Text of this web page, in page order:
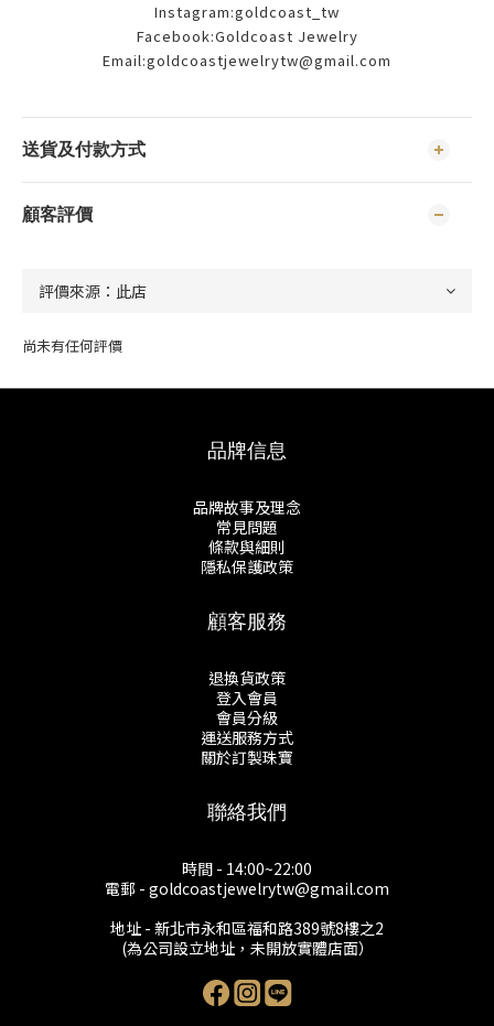
Instagram:goldcoast_tw
Facebook:Goldcoast Jewelry
Email:goldcoastjewelrytw@gmail.com
送貨及付款方式
顧客評價
尚未有任何評價
品牌信息
品牌故事及理念
常見問題
條款與細則
隱私保護政策
顧客服務
退換貨政策
登入會員
會員分級
運送服務方式
關於訂製珠寶
聯絡我們
時間 - 14:00~22:00
電郵 - goldcoastjewelrytw@gmail.com
地址 - 新北市永和區福和路389號8樓之2
(為公司設立地址，未開放實體店面）